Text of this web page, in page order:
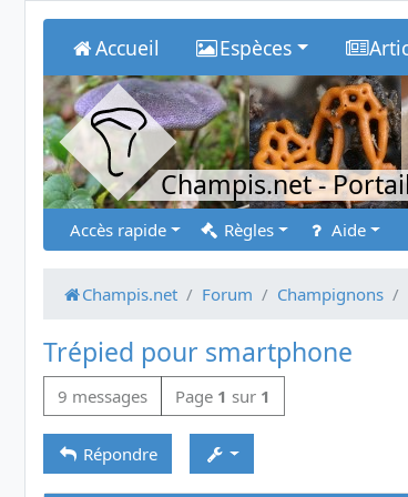
Accueil Espèces
Champis.net-
Accès rapide Règles Aide
Champis.net Forum Champignons
Trépied pour smartphone
9 messages Page 1 sur 1
Répondre